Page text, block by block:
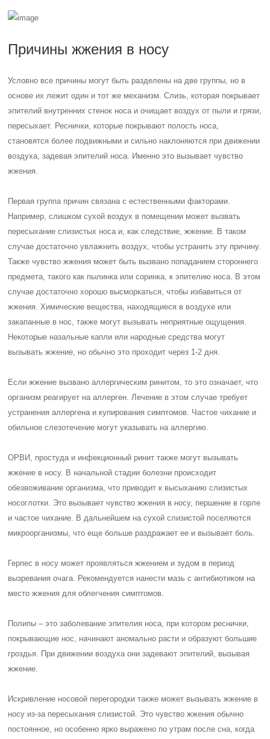
Причины жжения в носу
Условно все причины могут быть разделены на две группы, но в
основе их лежит один и тот же механизм. Слизь, которая покрывает
эпителий внутренних стенок носа и очищает воздух от пыли и грязи,
пересыхает. Реснички, которые покрывают полость носа,
становятся более подвижными и сильно наклоняются при движении
воздуха, задевая эпителий носа. Именно это вызывает чувство
жжения.
Первая группа причин связана с естественными факторами.
Например, слишком сухой воздух в помещении может вызвать
пересыхание слизистых носа и, как следствие, жжение. В таком
случае достаточно увлажнить воздух, чтобы устранить эту причину.
Также чувство жжения может быть вызвано попаданием стороннего
предмета, такого как пылинка или соринка, к эпителию носа. В этом
случае достаточно хорошо высморкаться, чтобы избавиться от
жжения. Химические вещества, находящиеся в воздухе или
закапанные в нос, также могут вызывать неприятные ощущения.
Некоторые назальные капли или народные средства могут
вызывать жжение, но обычно это проходит через 1-2 дня.
Если жжение вызвано аллергическим ринитом, то это означает, что
организм реагирует на аллерген. Лечение в этом случае требует
устранения аллергена и купирования симптомов. Частое чихание и
обильное слезотечение могут указывать на аллергию.
ОРВИ, простуда и инфекционный ринит также могут вызывать
жжение в носу. В начальной стадии болезни происходит
обезвоживание организма, что приводит к высыханию слизистых
носоглотки. Это вызывает чувство жжения в носу, першение в горле
и частое чихание. В дальнейшем на сухой слизистой поселяются
микроорганизмы, что еще больше раздражает ее и вызывает боль.
Герпес в носу может проявляться жжением и зудом в период
вызревания очага. Рекомендуется нанести мазь с антибиотиком на
место жжения для облегчения симптомов.
Полипы – это заболевание эпителия носа, при котором реснички,
покрывающие нос, начинают аномально расти и образуют большие
гроздья. При движении воздуха они задевают эпителий, вызывая
жжение.
Искривление носовой перегородки также может вызывать жжение в
носу из-за пересыхания слизистой. Это чувство жжения обычно
постоянное, но особенно ярко выражено по утрам после сна, когда